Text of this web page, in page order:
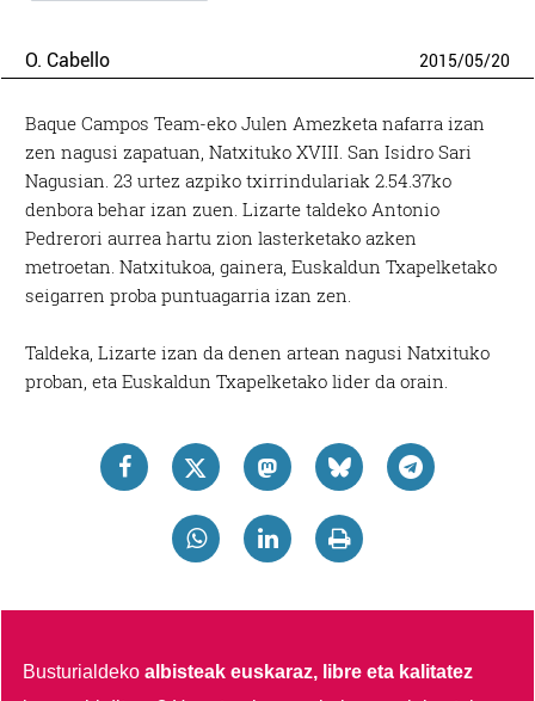
O. Cabello 2015/05/20
Baque Campos Team-eko Julen Amezketa nafarra izan
zen nagusi zapatuan, Natxituko XVIII. San Isidro Sari
Nagusian. 23 urtez azpiko txirrindulariak 2.54.37ko
denbora behar izan zuen. Lizarte taldeko Antonio
Pedrerori aurrea hartu zion lasterketako azken
metroetan. Natxitukoa, gainera, Euskaldun Txapelketako
seigarren proba puntuagarria izan zen.
Taldeka, Lizarte izan da denen artean nagusi Natxituko
proban, eta Euskaldun Txapelketako lider da orain.
Busturialdekoalbisteak euskaraz, libre eta kalitatez